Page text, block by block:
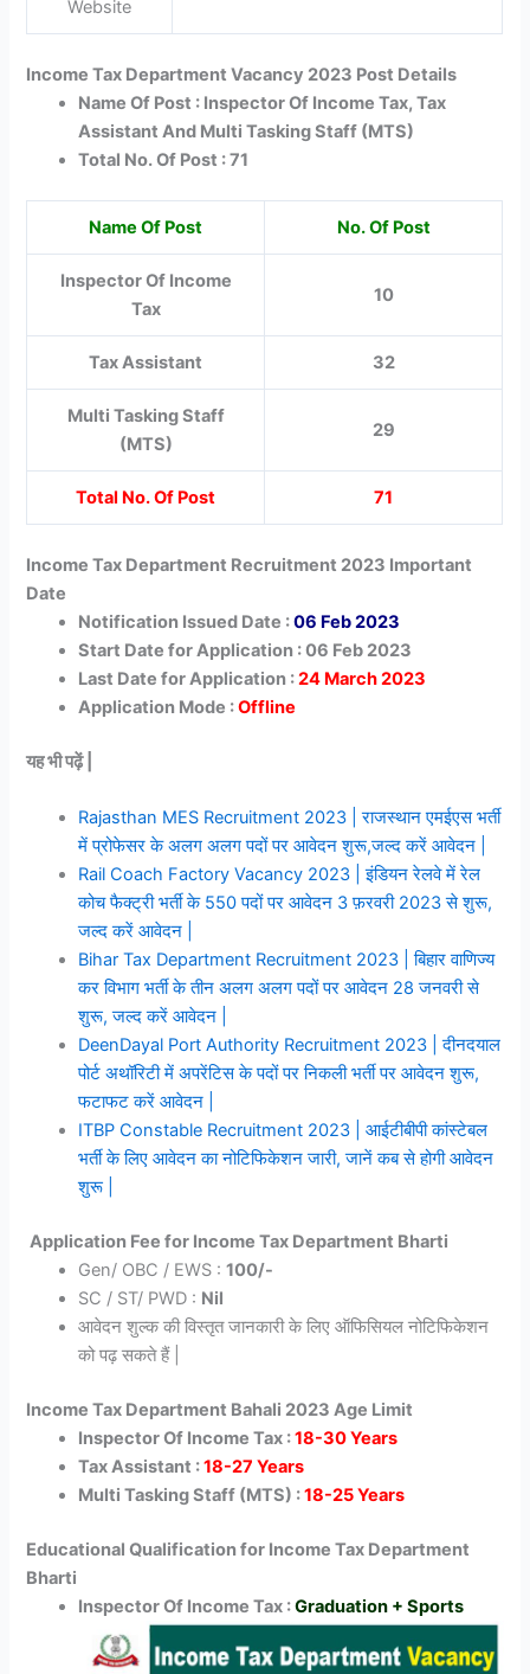
Website
Income Tax Department Vacancy 2023 Post Details
Name Of Post : Inspector Of Income Tax, Tax
Assistant And Multi Tasking Staff (MTS)
Total No. Of Post : 71
Name Of Post No. Of Post
Inspector Of Income
Tax
10
Tax Assistant 32
Multi Tasking Staff
(MTS)
29
Total No. Of Post 71
Income Tax Department Recruitment 2023 Important
Date
Notification Issued Date :06 Feb 2023
Start Date for Application : 06 Feb 2023
Last Date for Application :24 March 2023
Application Mode :Offline
यह भी पढ़ें |
Rajasthan MES Recruitment 2023 | राजस्थान एमईएस भर्ती
में प्रोफेसर के अलग अलग पदों पर आवेदन शुरू,जल्द करें आवेदन |
Rail Coach Factory Vacancy 2023 | इंडियन रेलवे में रेल
कोच फैक्ट्री भर्ती के 550 पदों पर आवेदन 3 फ़रवरी 2023 से शुरू,
जल्द करें आवेदन |
Bihar Tax Department Recruitment 2023 | बिहार वाणिज्य
कर विभाग भर्ती के तीन अलग अलग पदों पर आवेदन 28 जनवरी से
शुरू, जल्द करें आवेदन |
DeenDayal Port Authority Recruitment 2023 | दीनदयाल
पोर्ट अथॉरिटी में अपरेंटिस के पदों पर निकली भर्ती पर आवेदन शुरू,
फटाफट करें आवेदन |
ITBP Constable Recruitment 2023 | आईटीबीपी कांस्टेबल
भर्ती के लिए आवेदन का नोटिफिकेशन जारी, जानें कब से होगी आवेदन
शुरू |
Application Fee for Income Tax Department Bharti
Gen/ OBC / EWS :100/-
SC / ST/ PWD : Nil
आवेदन शुल्क की विस्तृत जानकारी के लिए ऑफिसियल नोटिफिकेशन
को पढ़ सकते हैं |
Income Tax Department Bahali 2023 Age Limit
Inspector Of Income Tax :18-30 Years
Tax Assistant :18-27 Years
Multi Tasking Staff (MTS) :18-25 Years
Educational Qualification for Income Tax Department
Bharti
Inspector Of Income Tax :Graduation + Sports